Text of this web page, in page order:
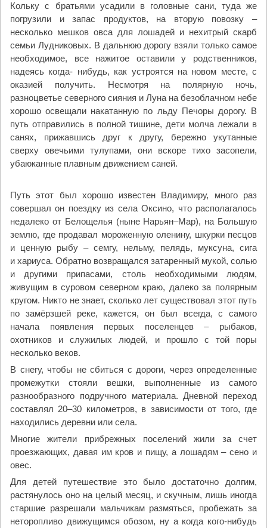
Кольку с братьями усадили в головные сани, туда же
погрузили и запас продуктов, на вторую повозку –
несколько мешков овса для лошадей и нехитрый скарб
семьи Лудниковых. В дальнюю дорогу взяли только самое
необходимое, все нажитое оставили у родственников,
надеясь когда- нибудь, как устроятся на новом месте, с
оказией получить. Несмотря на полярную ночь,
разноцветье северного сияния и Луна на безоблачном небе
хорошо освещали накатанную по льду Печоры дорогу. В
путь отправились в полной тишине, дети молча лежали в
санях, прижавшись друг к другу, бережно укутанные
сверху овечьими тулупами, они вскоре тихо засопели,
убаюканные плавным движением саней.
Путь этот был хорошо известен Владимиру, много раз
совершал он поездку из села Оксино, что располагалось
недалеко от Белощелья (ныне Нарьян–Мар), на Большую
землю, где продавал мороженную оленину, шкурки песцов
и ценную рыбу – семгу, нельму, пелядь, муксуна, сига
и хариуса. Обратно возвращался затаренный мукой, солью
и другими припасами, столь необходимыми людям,
живущим в суровом северном краю, далеко за полярным
кругом. Никто не знает, сколько лет существовал этот путь
по замёрзшей реке, кажется, он был всегда, с самого
начала появления первых поселенцев – рыбаков,
охотников и служилых людей, и прошло с той поры
несколько веков.
В снегу, чтобы не сбиться с дороги, через определенные
промежутки стояли вешки, выполненные из самого
разнообразного подручного материала. Дневной переход
составлял 20–30 километров, в зависимости от того, где
находились деревни или села.
Многие жители прибрежных поселений жили за счет
проезжающих, давая им кров и пищу, а лошадям – сено и
овес.
Для детей путешествие это было достаточно долгим,
растянулось оно на целый месяц, и скучным, лишь иногда
старшие разрешали мальчикам размяться, пробежать за
неторопливо движущимся обозом, ну а когда кого-нибудь